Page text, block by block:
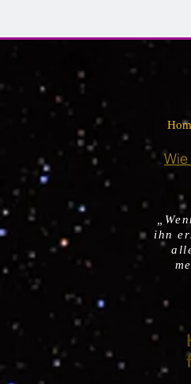
ihn